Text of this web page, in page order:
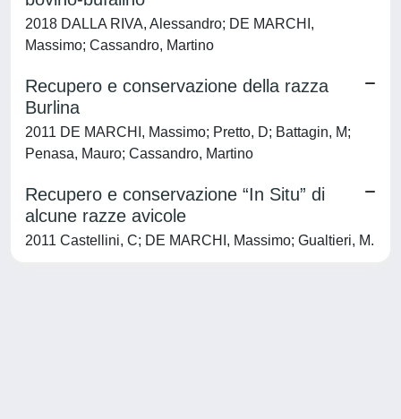
2018 DALLA RIVA, Alessandro; DE MARCHI,
Massimo; Cassandro, Martino
Recupero e conservazione della razza
Burlina
2011 DE MARCHI, Massimo; Pretto, D; Battagin, M;
Penasa, Mauro; Cassandro, Martino
Recupero e conservazione “In Situ” di
alcune razze avicole
2011 Castellini, C; DE MARCHI, Massimo; Gualtieri, M.